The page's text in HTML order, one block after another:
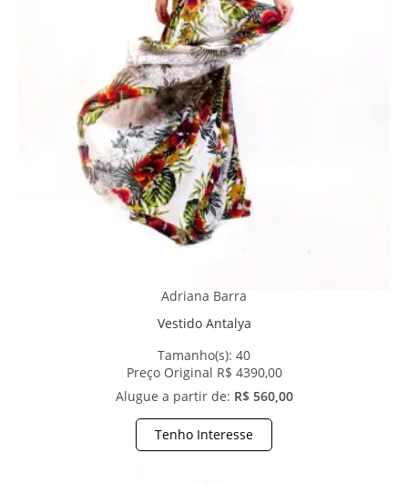
Adriana Barra
Vestido Antalya
Tamanho(s): 40
Preço Original R$ 4390,00
Alugue a partir de: R$ 560,00
Tenho Interesse